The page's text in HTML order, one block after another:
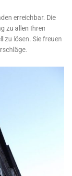
erreichbar. Die
zu allen Ihren
zu lösen. Sie freuen